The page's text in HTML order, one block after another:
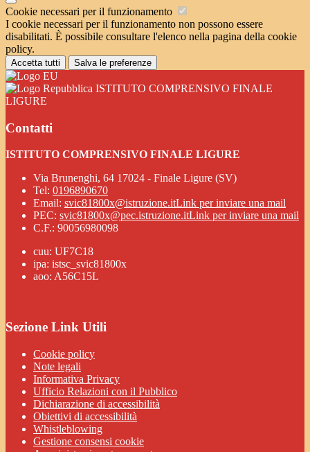
Cookie necessari per il funzionamento
I cookie necessari per il funzionamento non possono essere
disabilitati. È possibile consultare l'elenco nella pagina della cookie
policy.
Accetta tutti Salva le preferenze
ISTITUTO COMPRENSIVO FINALE
LIGURE
Contatti
ISTITUTO COMPRENSIVO FINALE LIGURE
Via Brunenghi, 64 17024 - Finale Ligure (SV)
Tel: 0196890670
Email: svic81800x@istruzione.itLink per inviare una mail
PEC: svic81800x@pec.istruzione.itLink per inviare una mail
C.F.: 90056980098
cuu: UF7C18
ipa: istsc_svic81800x
aoo: A56C15L
Sezione Link Utili
Cookie policy
Note legali
Informativa Privacy
Ufficio Relazioni con il Pubblico
Dichiarazione di accessibilità
Obiettivi di accessibilità
Whistleblowing
Gestione consensi cookie